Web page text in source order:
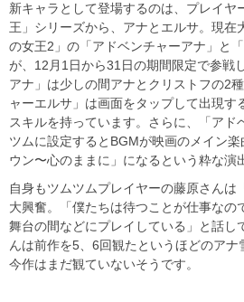
新キャラとして登場するのは、プレイヤ
王」シリーズから、アナとエルサ。現在
の女王2」の「アドベンチャーアナ」と
が、12月1日から31日の期間限定で参戦
アナ」は少しの間アナとクリストフの2
ャーエルサ」は画面をタップして出現す
スキルを持っています。さらに、「アド
ツムに設定するとBGMが映画のメイン
ウン〜心のままに」になるという粋な演
自身もツムツムプレイヤーの藤原さんは
大興奮。「僕たちは待つことが仕事なの
舞台の間などにプレイしている」と話し
んは前作を5、6回観たというほどのアナ
今作はまだ観ていないそうです。